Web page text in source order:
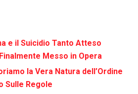
e il Suicidio Tanto Atteso
Messo in Opera
la Vera Natura dell’Ordine
Sulle Regole